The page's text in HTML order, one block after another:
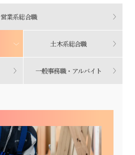
営業系総合職
土木系総合職
一般事務職・ アルバイト